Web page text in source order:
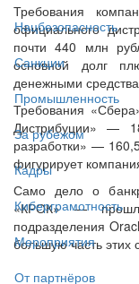
Нацбезопасность
Санкции
Промышленность
За рубежом
Кадры
Киберграмотность
Мероприятия
От партнёров
Требования
официального
почти 440 млн
основной долг
денежными
Требования
Дистрибуции» —
разработки» —
фигурирует
Само дело о
«КРОК» —
подразделения
большую часть этих